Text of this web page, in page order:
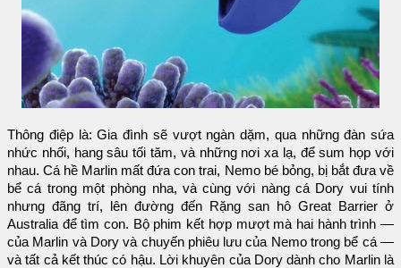
Thông điệp là: Gia đình sẽ vượt ngàn dặm, qua những đàn sứa
nhức nhối, hang sâu tối tăm, và những nơi xa lạ, để sum họp với
nhau. Cá hề Marlin mất đứa con trai, Nemo bé bỏng, bị bắt đưa về
bể cá trong một phòng nha, và cùng với nàng cá Dory vui tính
nhưng đãng trí, lên đường đến Rặng san hô Great Barrier ở
Australia để tìm con. Bộ phim kết hợp mượt mà hai hành trình —
của Marlin và Dory và chuyến phiêu lưu của Nemo trong bể cá —
và tất cả kết thúc có hậu. Lời khuyên của Dory dành cho Marlin là